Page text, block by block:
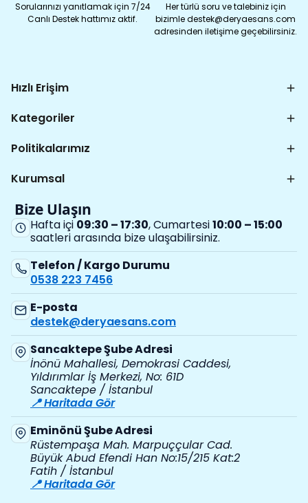
Sorularınızı yanıtlamak için 7/24
Canlı Destek hattımız aktif.
Her türlü soru ve talebiniz için
bizimle destek@deryaesans.com
adresinden iletişime geçebilirsiniz.
Hızlı Erişim
Kategoriler
Politikalarımız
Kurumsal
Bize Ulaşın
Hafta içi 09:30 – 17:30, Cumartesi10:00 – 15:00
saatleri arasında bize ulaşabilirsiniz.
Telefon / Kargo Durumu
0538 223 7456
E-posta
destek@deryaesans.com
Sancaktepe Şube Adresi
İnönü Mahallesi, Demokrasi Caddesi,
Yıldırımlar İş Merkezi, No: 61D
Sancaktepe / İstanbul
📍 Haritada Gör
Eminönü Şube Adresi
Rüstempaşa Mah. Marpuççular Cad.
Büyük Abud Efendi Han No:15/215 Kat:2
Fatih / İstanbul
📍 Haritada Gör